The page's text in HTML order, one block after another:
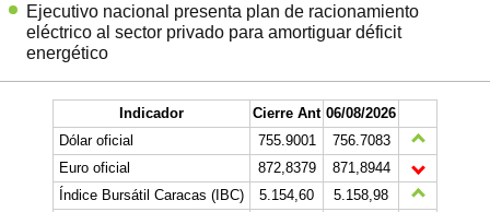
Ejecutivo nacional presenta plan de racionamiento
eléctrico al sector privado para amortiguar déficit
energético
Indicador Cierre Ant 06/08/2026
Dólar oficial
755.9001
756.7083
Euro oficial
872,8379
871,8944
Índice Bursátil Caracas (IBC)
5.154,60
5.158,98